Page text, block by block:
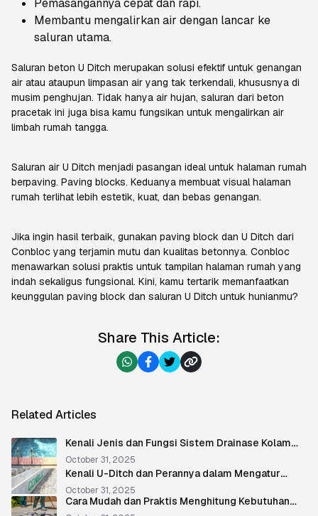
Pemasangannya cepat dan rapi.
Membantu mengalirkan air dengan lancar ke
saluran utama.
Saluran beton U Ditch merupakan solusi efektif untuk genangan
air atau ataupun limpasan air yang tak terkendali, khususnya di
musim penghujan. Tidak hanya air hujan, saluran dari beton
pracetak ini juga bisa kamu fungsikan untuk mengalirkan air
limbah rumah tangga.
Saluran air U Ditch menjadi pasangan ideal untuk halaman rumah
berpaving. Paving blocks. Keduanya membuat visual halaman
rumah terlihat lebih estetik, kuat, dan bebas genangan.
Jika ingin hasil terbaik, gunakan paving block dan U Ditch dari
Conbloc yang terjamin mutu dan kualitas betonnya. Conbloc
menawarkan solusi praktis untuk tampilan halaman rumah yang
indah sekaligus fungsional. Kini, kamu tertarik memanfaatkan
keunggulan paving block dan saluran U Ditch untuk hunianmu?
Share This Article:
Related Articles
Kenali Jenis dan Fungsi Sistem Drainase Kolam
Renang
October 31, 2025
Kenali U-Ditch dan Perannya dalam Mengatur
Aliran Air
October 31, 2025
Cara Mudah dan Praktis Menghitung Kebutuhan